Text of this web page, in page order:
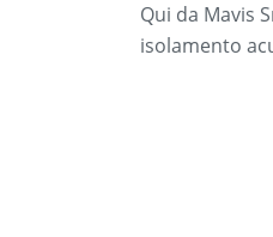
Qui da Mavis
isolamento